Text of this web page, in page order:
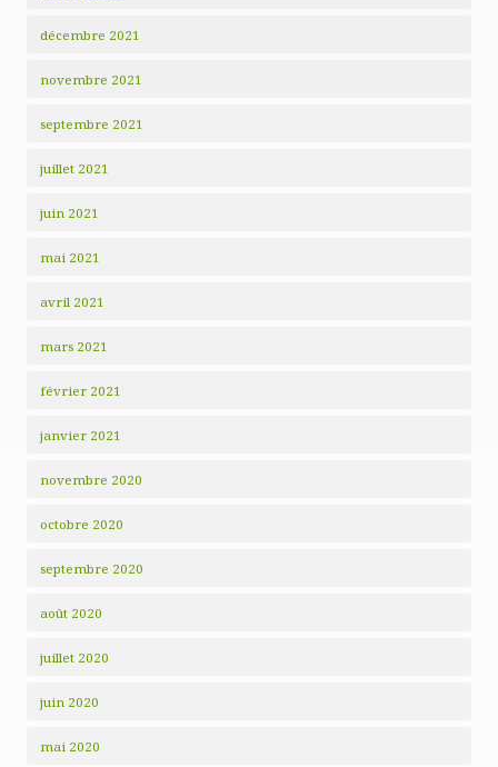
décembre 2021
novembre 2021
septembre 2021
juillet 2021
juin 2021
mai 2021
avril 2021
mars 2021
février 2021
janvier 2021
novembre 2020
octobre 2020
septembre 2020
août 2020
juillet 2020
juin 2020
mai 2020